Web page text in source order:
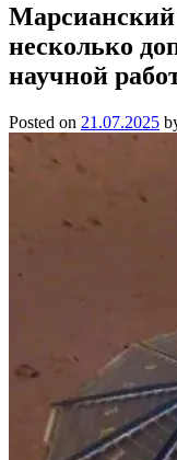
Марсианский
несколько
научной
Posted on 21.07.2025